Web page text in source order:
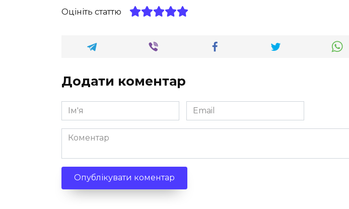
Оцініть статтю
Додати коментар
Ім'я
*
Email
*
Коментар